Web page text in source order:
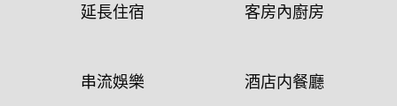
延長住宿 客房內廚房
串流娛樂 酒店内餐廳